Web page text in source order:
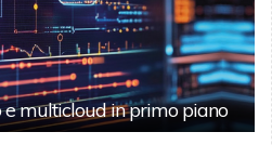
e multicloud in primo piano